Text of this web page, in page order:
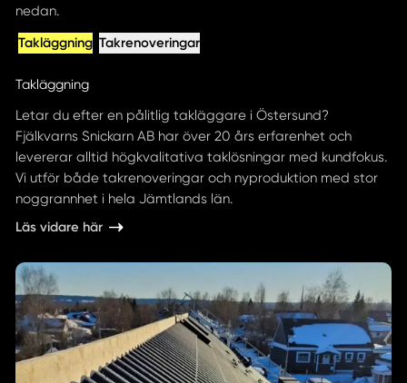
nedan.
Takläggning Takrenoveringar
Takläggning
Letar du efter en pålitlig takläggare i Östersund?
Fjälkvarns Snickarn AB har över 20 års erfarenhet och
levererar alltid högkvalitativa taklösningar med kundfokus.
Vi utför både takrenoveringar och nyproduktion med stor
noggrannhet i hela Jämtlands län.
Läs vidare här